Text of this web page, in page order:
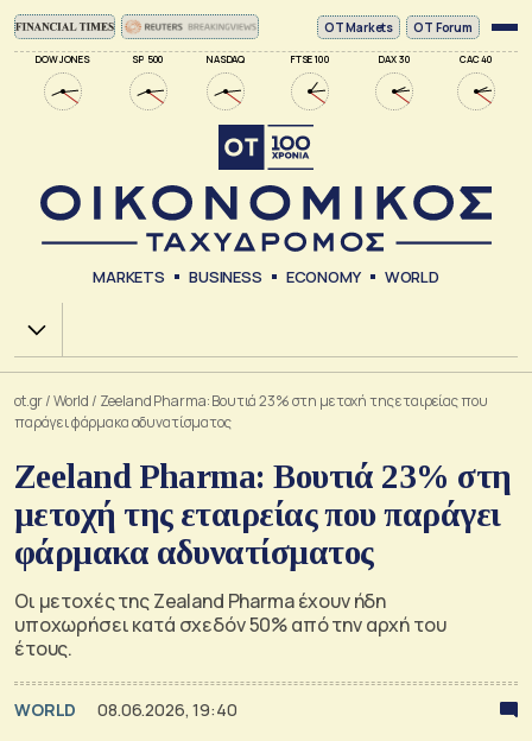
DOW JONES SP 500 NASDAQ FTSE 100 DAX 30 CAC 40
ΟΤ Markets OT Forum
MARKETS BUSINESS ECONOMY WORLD
Χ.Α.
ot.gr/World / Zeeland Pharma: Βουτιά 23% στη μετοχή της εταιρείας που
παράγει φάρμακα αδυνατίσματος
Zeeland Pharma: Βουτιά 23% στη
μετοχή της εταιρείας που παράγει
φάρμακα αδυνατίσματος
Οι μετοχές της Zealand Pharma έχουν ήδη
υποχωρήσει κατά σχεδόν 50% από την αρχή του
έτους.
WORLD 08.06.2026, 19:40